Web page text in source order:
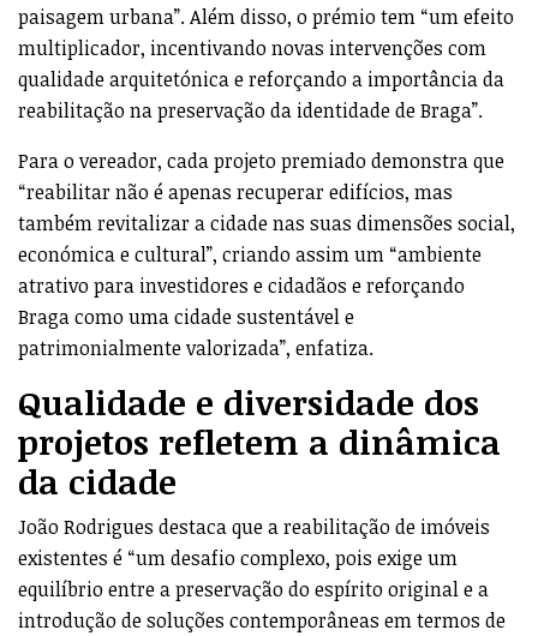
paisagem urbana”. Além disso, o prémio tem “um efeito
multiplicador, incentivando novas intervenções com
qualidade arquitetónica e reforçando a importância da
reabilitação na preservação da identidade de Braga”.
Para o vereador, cada projeto premiado demonstra que
“reabilitar não é apenas recuperar edifícios, mas
também revitalizar a cidade nas suas dimensões social,
económica e cultural”, criando assim um “ambiente
atrativo para investidores e cidadãos e reforçando
Braga como uma cidade sustentável e
patrimonialmente valorizada”, enfatiza.
Qualidade e diversidade dos
projetos refletem a dinâmica
da cidade
João Rodrigues destaca que a reabilitação de imóveis
existentes é “um desafio complexo, pois exige um
equilíbrio entre a preservação do espírito original e a
introdução de soluções contemporâneas em termos de